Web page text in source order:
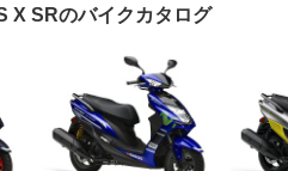
X SRのバイクカタログ